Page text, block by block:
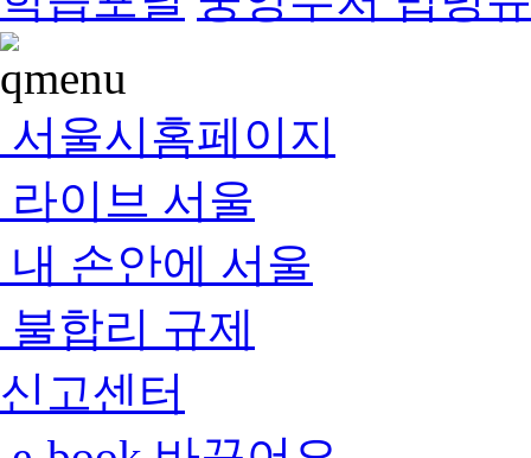
서울시홈페이지
라이브 서울
내 손안에 서울
불합리 규제
신고센터